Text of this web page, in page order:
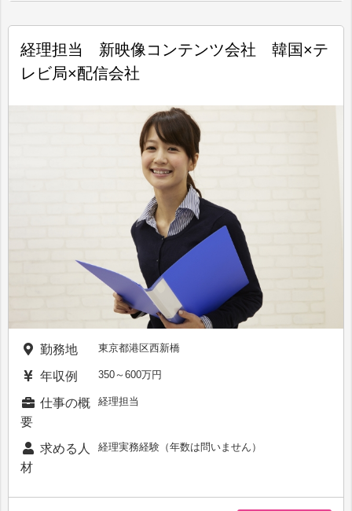
経理担当 新映像コンテンツ会社 韓国×テ
レビ局×配信会社
勤務地 東京都港区西新橋
年収例 350～600万円
仕事の概
要
経理担当
求める人
材
経理実務経験（年数は問いません）